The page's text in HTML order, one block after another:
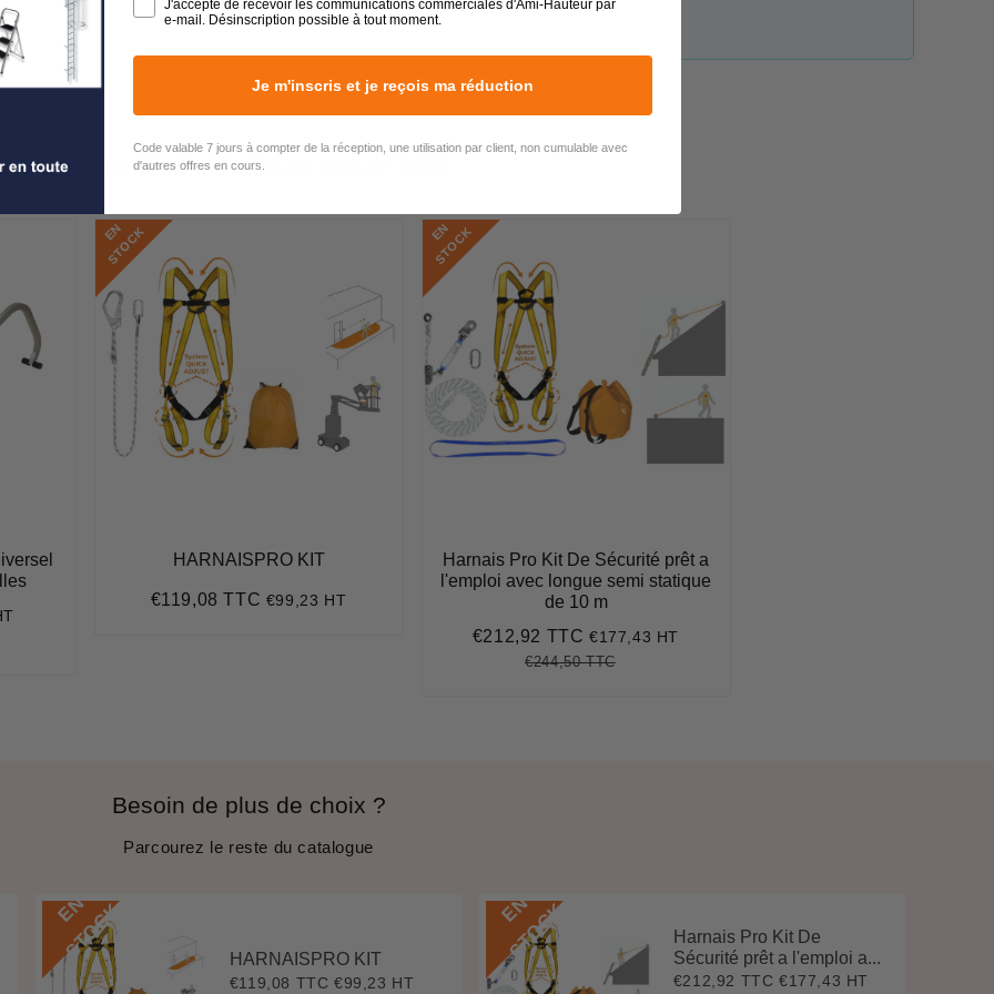
accessoires echelle de toit en bois
E
N
S
T
O
C
K
HARNAISPRO KIT
Prix
€119,08 TTC €119,08
€99,23 HT
E
N
S
T
O
C
K
Harnais Pro Kit De Sécurité prêt a
l'emploi avec longue semi statique
de 10 m
Prix
€212,92 TTC€212,92
€177,43 HT
Prix
€244,50 TTC€244,50
Besoin de plus de choix ?
Parcourez le reste du catalogue
E
N
S
T
O
C
K HARNAISPRO KIT
Prix
€119,08 TTC €119,08
€99,23 HT
E
N
S
T
O
C
K
Harnais Pro Kit De
Sécurité prêt a l'emploi a...
Prix
€212,92 TTC €212,92
€177,43 HT
J'accepte de recevoir les communications commerciales d'Ami-Hauteur par
e-mail. Désinscription possible à tout moment.
Je m'inscris et je reçois ma réduction
Code valable 7 jours à compter de la réception, une utilisation par client, non cumulable avec
d'autres offres en cours.